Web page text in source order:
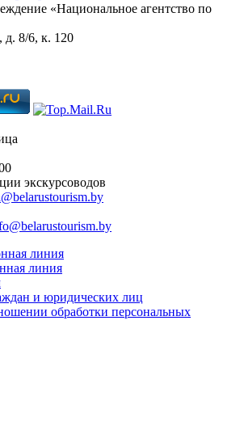
«Национальное агентство по
д. 8/6, к. 120
экскурсоводов
линия
линия
и юридических лиц
обработки персональных